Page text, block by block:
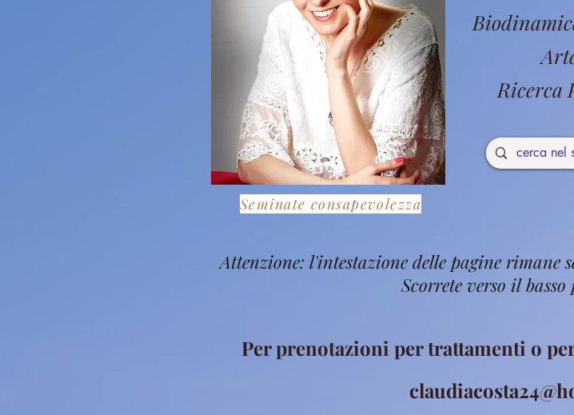
Ricerca
Seminate consapevolezza
Per prenotazioni per trattamenti o
Attenzione: l'intestazione delle pagine rimane
Scorrete verso il